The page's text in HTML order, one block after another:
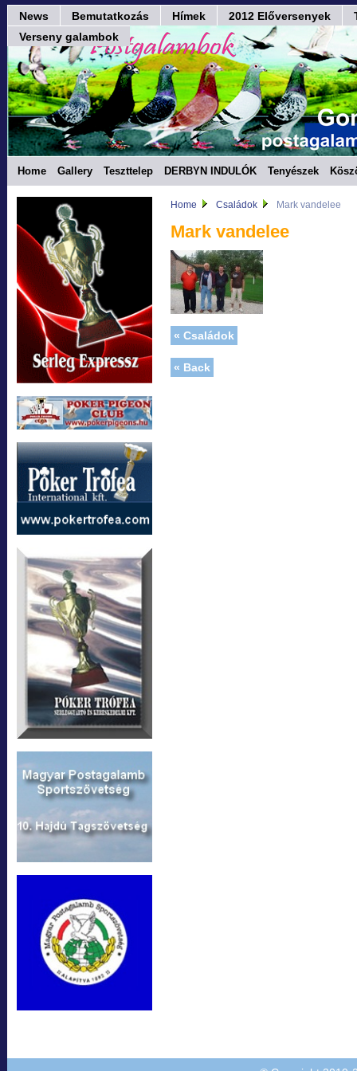
News Bemutatkozás Hímek 2012 Előversenyek
Verseny galambok
Home Gallery Teszttelep DERBYN INDULÓK Tenyészek
Home Családok Mark vandelee
Mark vandelee
« Családok
« Back